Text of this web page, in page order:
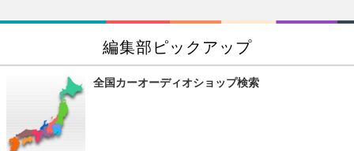
編集部ピックアップ
全国カーオーディオショップ検索